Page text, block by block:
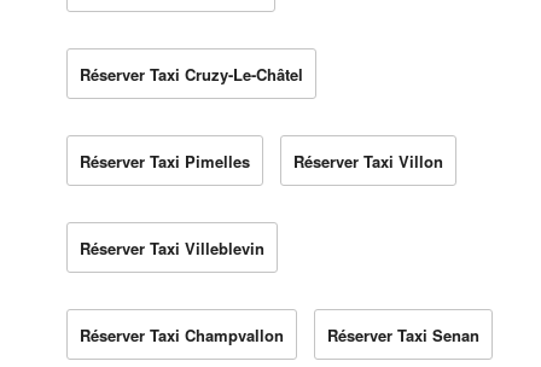
Réserver Taxi Cruzy-Le-Châtel
Réserver Taxi Pimelles Réserver Taxi Villon
Réserver Taxi Villeblevin
Réserver Taxi Champvallon Réserver Taxi Senan